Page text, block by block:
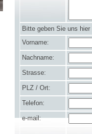
Bitte geben Sie uns
Vorname:
Nachname:
Strasse:
PLZ / Ort:
Telefon:
e-mail: